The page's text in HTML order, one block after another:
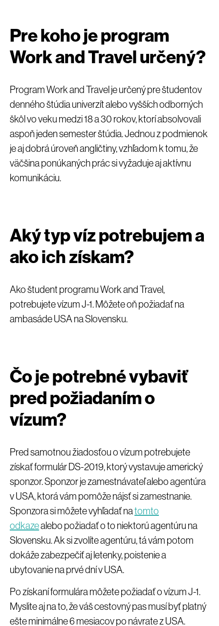
Pre koho je program
Work and Travel určený?
Program Work and Travel je určený pre študentov
denného štúdia univerzít alebo vyšších odborných
škôl vo veku medzi 18 a 30 rokov, ktorí absolvovali
aspoň jeden semester štúdia. Jednou z podmienok
je aj dobrá úroveň angličtiny, vzhľadom k tomu, že
väčšina ponúkaných prác si vyžaduje aj aktívnu
komunikáciu.
Aký typ víz potrebujem a
ako ich získam?
Ako študent programu Work and Travel,
potrebujete vízum J-1. Môžete oň požiadať na
ambasáde USA na Slovensku.
Čo je potrebné vybaviť
pred požiadaním o
vízum?
Pred samotnou žiadosťou o vízum potrebujete
získať formulár DS-2019, ktorý vystavuje americký
sponzor. Sponzor je zamestnávateľ alebo agentúra
v USA, ktorá vám pomôže nájsť si zamestnanie.
Sponzora si môžete vyhľadať natomto
odkazealebo požiadať o to niektorú agentúru na
Slovensku. Ak si zvolíte agentúru, tá vám potom
dokáže zabezpečiť aj letenky, poistenie a
ubytovanie na prvé dní v USA.
Po získaní formulára môžete požiadať o vízum J-1.
Myslite aj na to, že váš cestovný pas musí byť platný
ešte minimálne 6 mesiacov po návrate z USA.